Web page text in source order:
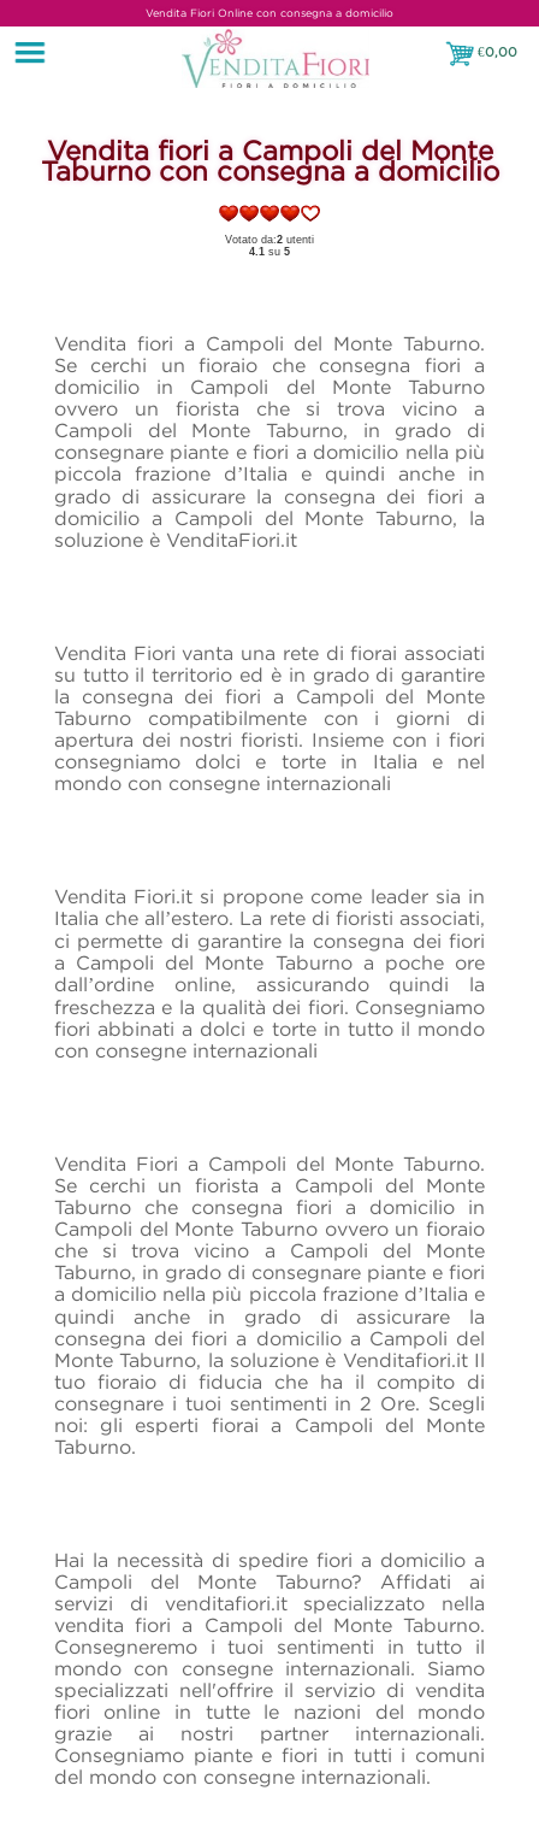
Vendita Fiori Online con consegna a domicilio
€0,00
€0,00
Vendita fiori a Campoli del Monte
Taburno con consegna a domicilio
Votato da:2 utenti
4.1 su 5
Vendita fiori a Campoli del Monte Taburno.
Se cerchi un fioraio che consegna fiori a
domicilio in Campoli del Monte Taburno
ovvero un fiorista che si trova vicino a
Campoli del Monte Taburno, in grado di
consegnare piante e fiori a domicilio nella più
piccola frazione d’Italia e quindi anche in
grado di assicurare la consegna dei fiori a
domicilio a Campoli del Monte Taburno, la
soluzione è VenditaFiori.it
Vendita Fiori vanta una rete di fiorai associati
su tutto il territorio ed è in grado di garantire
la consegna dei fiori a Campoli del Monte
Taburno compatibilmente con i giorni di
apertura dei nostri fioristi. Insieme con i fiori
consegniamo dolci e torte in Italia e nel
mondo con consegne internazionali
Vendita Fiori.it si propone come leader sia in
Italia che all’estero. La rete di fioristi associati,
ci permette di garantire la consegna dei fiori
a Campoli del Monte Taburno a poche ore
dall’ordine online, assicurando quindi la
freschezza e la qualità dei fiori. Consegniamo
fiori abbinati a dolci e torte in tutto il mondo
con consegne internazionali
Vendita Fiori a Campoli del Monte Taburno.
Se cerchi un fiorista a Campoli del Monte
Taburno che consegna fiori a domicilio in
Campoli del Monte Taburno ovvero un fioraio
che si trova vicino a Campoli del Monte
Taburno, in grado di consegnare piante e fiori
a domicilio nella più piccola frazione d’Italia e
quindi anche in grado di assicurare la
consegna dei fiori a domicilio a Campoli del
Monte Taburno, la soluzione è Venditafiori.it Il
tuo fioraio di fiducia che ha il compito di
consegnare i tuoi sentimenti in 2 Ore. Scegli
noi: gli esperti fiorai a Campoli del Monte
Taburno.
Hai la necessità di spedire fiori a domicilio a
Campoli del Monte Taburno? Affidati ai
servizi di venditafiori.it specializzato nella
vendita fiori a Campoli del Monte Taburno.
Consegneremo i tuoi sentimenti in tutto il
mondo con consegne internazionali. Siamo
specializzati nell'offrire il servizio di vendita
fiori online in tutte le nazioni del mondo
grazie ai nostri partner internazionali.
Consegniamo piante e fiori in tutti i comuni
del mondo con consegne internazionali.